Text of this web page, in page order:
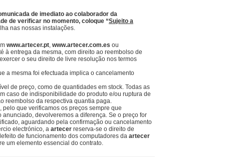
de imediato ao colaborador da
de verificar no momento, coloque “Sujeito a
nas nossas instalações.
www.artecer.pt, www.artecer.com.es ou
à entrega da mesma, com direito ao reembolso de
o seu direito de livre resolução nos termos
a mesma foi efectuada implica o cancelamento
de preço, como de quantidades em stock. Todas as
caso de indisponibilidade do produto e/ou ruptura de
reembolso da respectiva quantia paga.
que verificamos os preços sempre que
devolveremos a diferença. Se o preço for
aguardando pela confirmação ou cancelamento
electrónico, a artecer reserva-se o direito de
de funcionamento dos computadores da artecer
um elemento essencial do contrato.